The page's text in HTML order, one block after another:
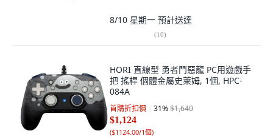
8/10 星期一 預計送達
(10)
HORI 直線型 勇者鬥惡龍 PC用遊戲手
把 搖桿 個體金屬史萊姆, 1個, HPC-
084A
首購折扣價 31%$1,640
$1,124
($1124.00/1個)